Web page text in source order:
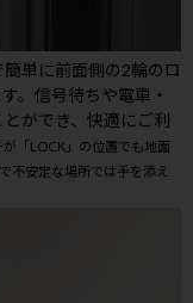
単に前面側の2輪のロ
。信号待ちや電車・
ができ、快適にご利
「LOCK」の位置でも地面
不安定な場所では手を添え